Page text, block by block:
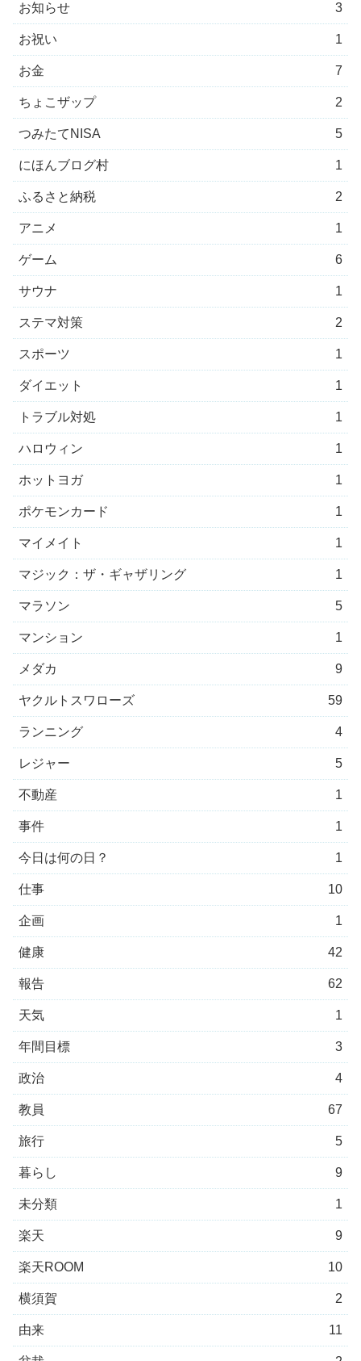
お知らせ 3
お祝い 1
お金 7
ちょこザップ 2
つみたてNISA 5
にほんブログ村 1
ふるさと納税 2
アニメ 1
ゲーム 6
サウナ 1
ステマ対策 2
スポーツ 1
ダイエット 1
トラブル対処 1
ハロウィン 1
ホットヨガ 1
ポケモンカード 1
マイメイト 1
マジック：ザ・ギャザリング 1
マラソン 5
マンション 1
メダカ 9
ヤクルトスワローズ 59
ランニング 4
レジャー 5
不動産 1
事件 1
今日は何の日？ 1
仕事 10
企画 1
健康 42
報告 62
天気 1
年間目標 3
政治 4
教員 67
旅行 5
暮らし 9
未分類 1
楽天 9
楽天ROOM 10
横須賀 2
由来 11